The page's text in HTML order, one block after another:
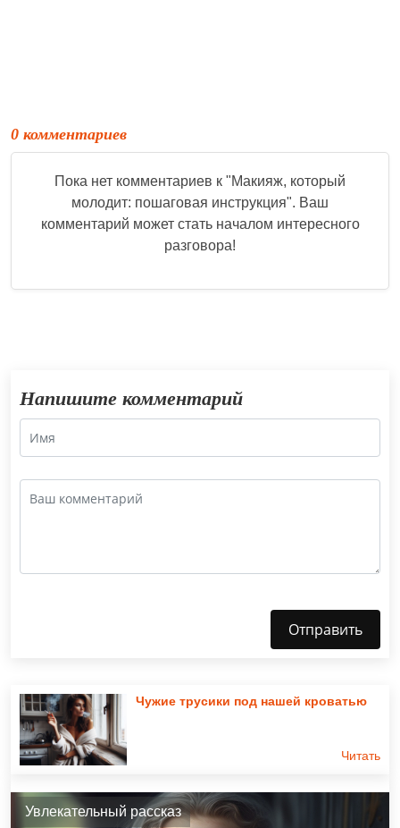
0 комментариев
Пока нет комментариев к "Макияж, который
молодит: пошаговая инструкция". Ваш
комментарий может стать началом интересного
разговора!
Напишите комментарий
Отправить
Чужие трусики под нашей кроватью
Читать
Увлекательный рассказ